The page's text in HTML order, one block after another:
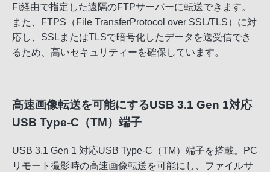
Fi経由で指定した遠隔のFTPサーバーに転送できます。
また、FTPS（File TransferProtocol over SSL/TLS）に対
応し、SSLまたはTLSで暗号化したデータを送受信でき
るため、高いセキュリティーを確保しています。
高速画像転送を可能にするUSB 3.1 Gen 1対応
USB Type-C（TM）端子
USB 3.1 Gen 1 対応USB Type-C（TM）端子を搭載。PC
リモート撮影時の高速画像転送を可能にし、ファイルサ